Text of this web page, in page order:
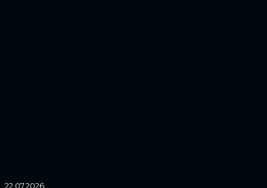
22.07.2026